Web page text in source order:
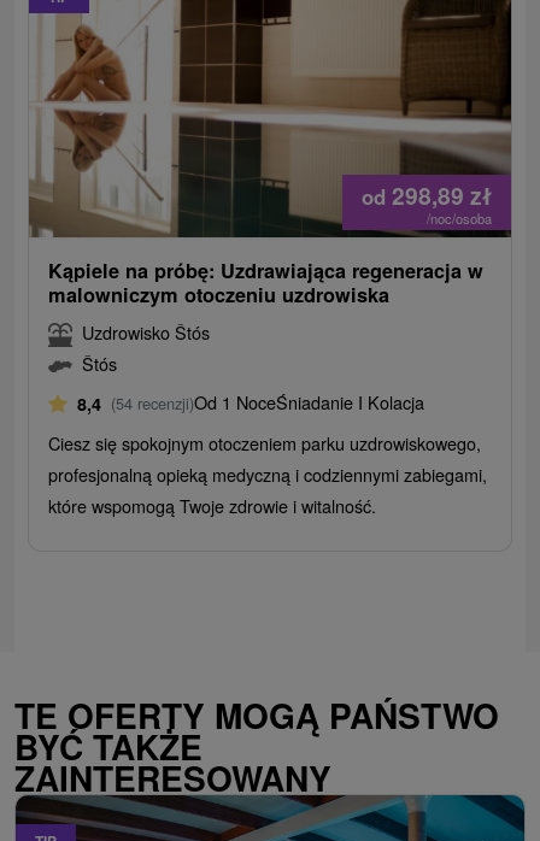
od 298,89 zł
/noc/osoba
Kąpiele na próbę: Uzdrawiająca regeneracja w
malowniczym otoczeniu uzdrowiska
Uzdrowisko Štós
Štós
8,4 (54 recenzji)Od 1 NoceŚniadanie I Kolacja
Ciesz się spokojnym otoczeniem parku uzdrowiskowego,
profesjonalną opieką medyczną i codziennymi zabiegami,
które wspomogą Twoje zdrowie i witalność.
TE OFERTY MOGĄ PAŃSTWO
BYĆ TAKŻE
ZAINTERESOWANY